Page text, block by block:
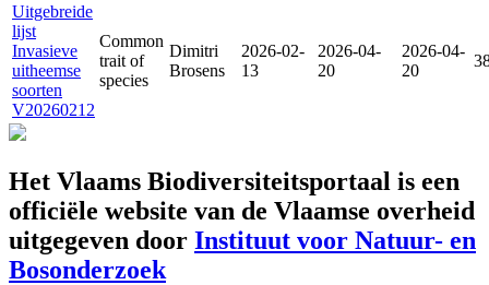
Uitgebreide
lijst
Invasieve
uitheemse
soorten
V20260212
Common
trait of
species
Dimitri
Brosens
2026-02-
13
2026-04-
20
2026-04-
20
Het Vlaams Biodiversiteitsportaal is een
officiële website van de Vlaamse overheid
uitgegeven door Instituut voor Natuur- en
Bosonderzoek